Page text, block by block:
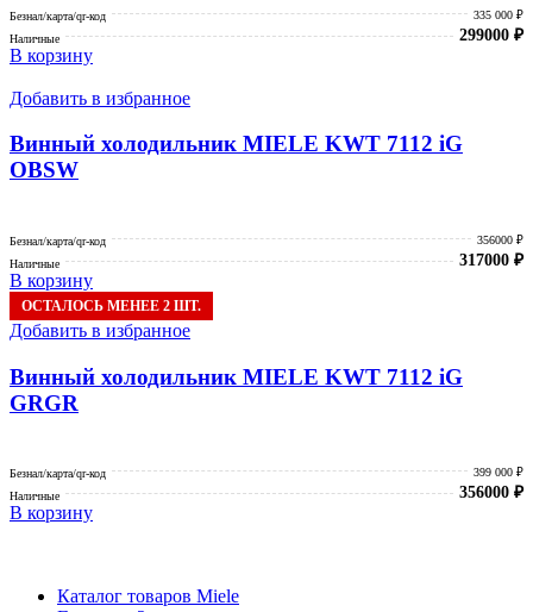
Безнал/карта/qr-код
335 000 ₽
Наличные
299000 ₽
В корзину
Добавить в избранное
Винный холодильник MIELE KWT 7112 iG
OBSW
Безнал/карта/qr-код
356000 ₽
Наличные
317000 ₽
В корзину
ОСТАЛОСЬ МЕНЕЕ 2 ШТ.
Добавить в избранное
Винный холодильник MIELE KWT 7112 iG
GRGR
Безнал/карта/qr-код
399 000 ₽
Наличные
356000 ₽
В корзину
Каталог товаров Miele